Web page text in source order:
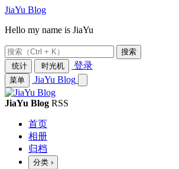
JiaYu Blog
Hello my name is JiaYu
搜索
统计
时光机 登录
菜单 JiaYu Blog
JiaYu Blog RSS
首页
相册
归档
分类 ›